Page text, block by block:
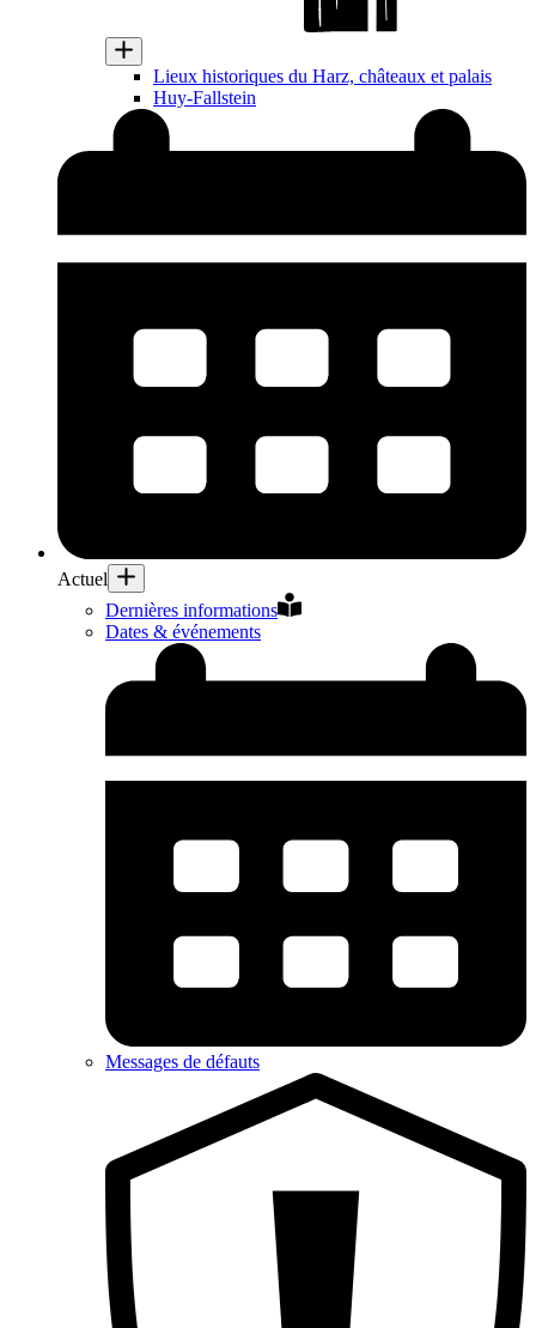
Lieux historiques du Harz, châteaux et palais
Huy-Fallstein
Actuel
Dernières informations
Dates & événements
Messages de défauts